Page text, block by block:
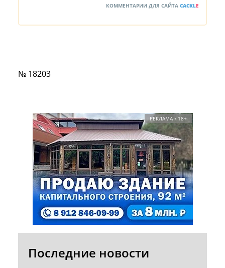
КОММЕНТАРИИ ДЛЯ САЙТА CACKLE
№ 18203
РЕКЛАМА • 18+
Последние новости